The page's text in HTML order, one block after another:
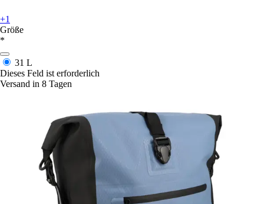
+1
Größe
*
31 L
Dieses Feld ist erforderlich
Versand in 8 Tagen